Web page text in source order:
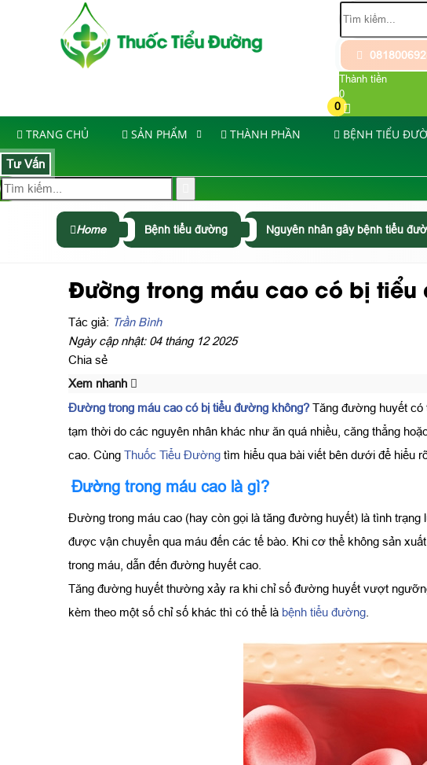
Thành tiền
0
0
TRANG CHỦ SẢN PHẨM THÀNH PHẦN BỆNH TIỂU
Tư Vấn
Home Bệnh tiểu đường Nguyên nhân gây bệnh tiểu
Đường trong máu cao có bị tiểu
Tác giả: Trần Bình
Ngày cập nhật: 04 tháng 12 2025
Chia sẻ
Xem nhanh
Đường trong máu cao có bị tiểu đường không?Tăng đường huyết có
tạm thời do các nguyên nhân khác như ăn quá nhiều, căng thẳng
cao. Cùng Thuốc Tiểu Đường tìm hiểu qua bài viết bên dưới để hiểu
Đường trong máu cao là gì?
Đường trong máu cao (hay còn gọi là tăng đường huyết) là tình
được vận chuyển qua máu đến các tế bào. Khi cơ thể không sản
trong máu, dẫn đến đường huyết cao.
Tăng đường huyết thường xảy ra khi chỉ số đường huyết vượt
kèm theo một số chỉ số khác thì có thể là bệnh tiểu đường